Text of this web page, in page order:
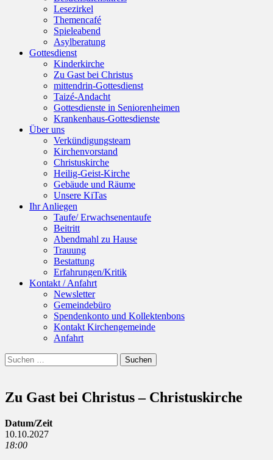
Lesezirkel
Themencafé
Spieleabend
Asylberatung
Gottesdienst
Kinderkirche
Zu Gast bei Christus
mittendrin-Gottesdienst
Taizé-Andacht
Gottesdienste in Seniorenheimen
Krankenhaus-Gottesdienste
Über uns
Verkündigungsteam
Kirchenvorstand
Christuskirche
Heilig-Geist-Kirche
Gebäude und Räume
Unsere KiTas
Ihr Anliegen
Taufe/ Erwachsenentaufe
Beitritt
Abendmahl zu Hause
Trauung
Bestattung
Erfahrungen/Kritik
Kontakt / Anfahrt
Newsletter
Gemeindebüro
Spendenkonto und Kollektenbons
Kontakt Kirchengemeinde
Anfahrt
Suchen
Suchen
nach:
Zu Gast bei Christus – Christuskirche
Datum/Zeit
10.10.2027
18:00